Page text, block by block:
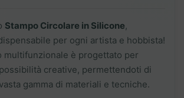
Stampo Circolare in Silicone,
per ogni artista e hobbista!
multifunzionale è progettato per
creative, permettendoti di
gamma di materiali e tecniche.